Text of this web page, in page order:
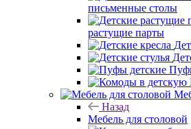
письменные столы
растущие парты
Назад
Мебель для столовой